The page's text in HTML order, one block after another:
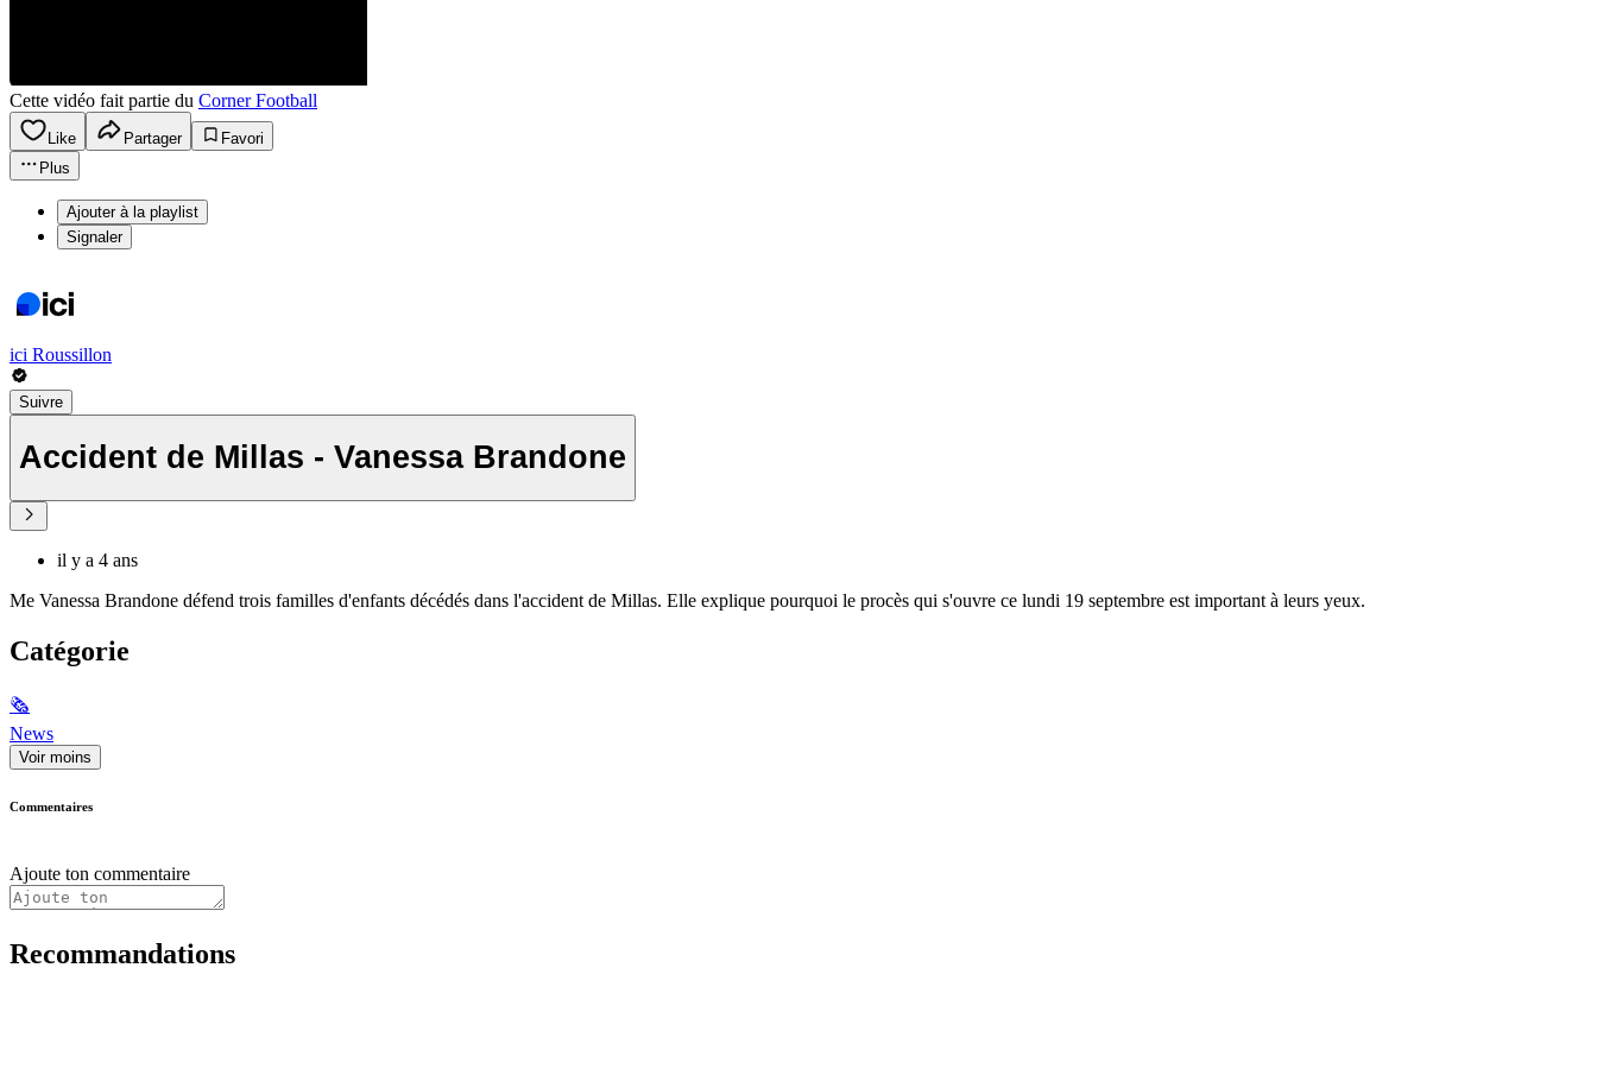
Cette vidéo fait partie du Corner Football
Like Partager
Favori
Plus
Ajouter à la playlist
Signaler
ici Roussillon
Suivre
Accident de Millas - Vanessa Brandone
il y a 4 ans
Me Vanessa Brandone défend trois familles d'enfants décédés dans l'accident de Millas. Elle explique pourquoi le procès qui s'ouvre ce lundi 19 septembre est important à leurs yeux.
Catégorie
🗞
News
Voir moins
Commentaires
Ajoute ton commentaire
Recommandations